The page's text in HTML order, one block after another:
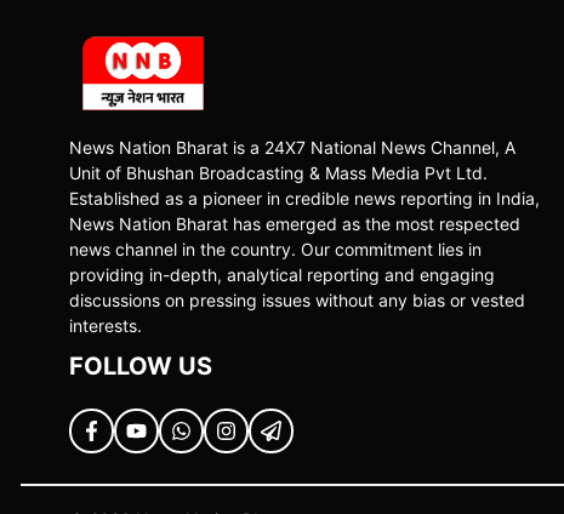
News Nation Bharat is a 24X7 National News Channel, A
Unit of Bhushan Broadcasting & Mass Media Pvt Ltd.
Established as a pioneer in credible news reporting in India,
News Nation Bharat has emerged as the most respected
news channel in the country. Our commitment lies in
providing in-depth, analytical reporting and engaging
discussions on pressing issues without any bias or vested
interests.
FOLLOW US